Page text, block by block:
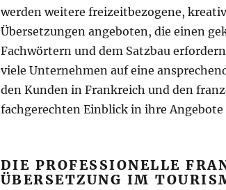
werden weitere freizeitbezogene,
Übersetzungen angeboten, die einen
Fachwörtern und dem Satzbau
viele Unternehmen auf eine
den Kunden in Frankreich und den
fachgerechten Einblick in ihre
DIE PROFESSIONELLE
ÜBERSETZUNG IM